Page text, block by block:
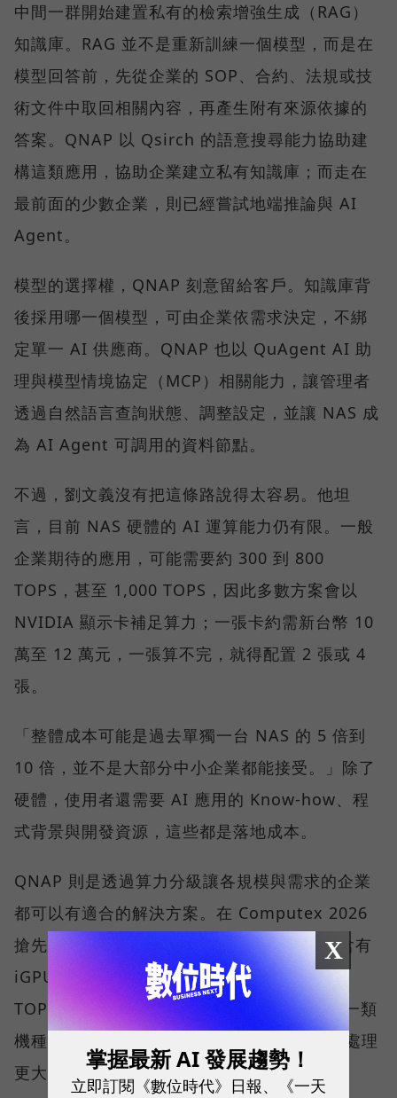
中間一群開始建置私有的檢索增強生成（RAG）
知識庫。RAG 並不是重新訓練一個模型，而是在
模型回答前，先從企業的 SOP、合約、法規或技
術文件中取回相關內容，再產生附有來源依據的
答案。QNAP 以 Qsirch 的語意搜尋能力協助建
構這類應用，協助企業建立私有知識庫；而走在
最前面的少數企業，則已經嘗試地端推論與 AI
Agent。
模型的選擇權，QNAP 刻意留給客戶。知識庫背
後採用哪一個模型，可由企業依需求決定，不綁
定單一 AI 供應商。QNAP 也以 QuAgent AI 助
理與模型情境協定（MCP）相關能力，讓管理者
透過自然語言查詢狀態、調整設定，並讓 NAS 成
為 AI Agent 可調用的資料節點。
不過，劉文義沒有把這條路說得太容易。他坦
言，目前 NAS 硬體的 AI 運算能力仍有限。一般
企業期待的應用，可能需要約 300 到 800
TOPS，甚至 1,000 TOPS，因此多數方案會以
NVIDIA 顯示卡補足算力；一張卡約需新台幣 10
萬至 12 萬元，一張算不完，就得配置 2 張或 4
張。
「整體成本可能是過去單獨一台 NAS 的 5 倍到
10 倍，並不是大部分中小企業都能接受。」除了
硬體，使用者還需要 AI 應用的 Know-how、程
式背景與開發資源，這些都是落地成本。
QNAP 則是透過算力分級讓各規模與需求的企業
都可以有適合的解決方案。在 Computex 2026
搶先亮相的 QNAP AI NAS 中，一類是採用含有
iGPU 與專屬 NPU 的處理器平台，以一百多
TOPS 的範圍，可順暢使用 AI 應用程式；另一類
機種則可安裝 1 張或 2 張 NVIDIA 顯示卡，處理
更大的運算量。
X
掌握最新 AI 發展趨勢！
立即訂閱《數位時代》日報、《一天